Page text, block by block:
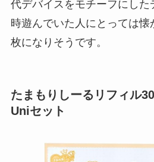
代デバイスをモチーフにした
時遊んでいた人にとっては
枚になりそうです。
たまもりしーるリフィル
Uniセット